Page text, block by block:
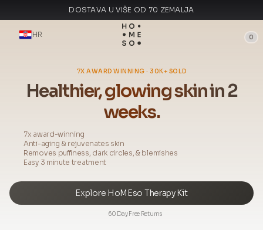
DOSTAVA U VIŠE OD 70 ZEMALJA
PROIZVEDENO U ITALIJI
HR
0
7X AWARD WINNING · 30K+ SOLD
Healthier, glowing skin in 2
weeks.
7x award-winning
Anti-aging & rejuvenates skin
Removes puffiness, dark circles, & blemishes
Easy 3 minute treatment
Explore HoMEso Therapy Kit
60 Day Free Returns